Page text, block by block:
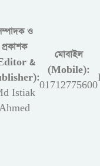
ও
প্রকাশক
&
Istiak
মোবাইল
(Mobile):
01712775600